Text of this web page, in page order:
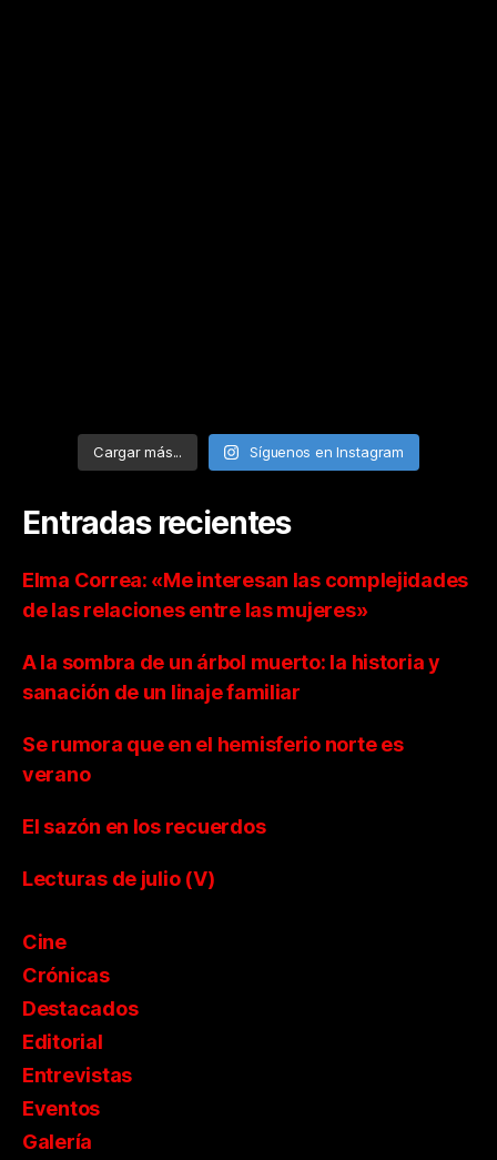
Cargar más... Síguenos en Instagram
Entradas recientes
Elma Correa: «Me interesan las complejidades
de las relaciones entre las mujeres»
A la sombra de un árbol muerto: la historia y
sanación de un linaje familiar
Se rumora que en el hemisferio norte es
verano
El sazón en los recuerdos
Lecturas de julio (V)
Cine
Crónicas
Destacados
Editorial
Entrevistas
Eventos
Galería